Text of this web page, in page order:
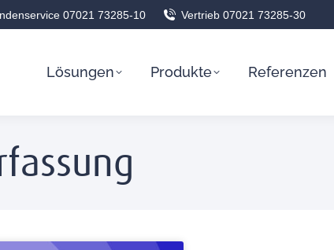
07021 73285-10 Vertrieb 07021 73285-30
Lösungen Produkte Referenzen